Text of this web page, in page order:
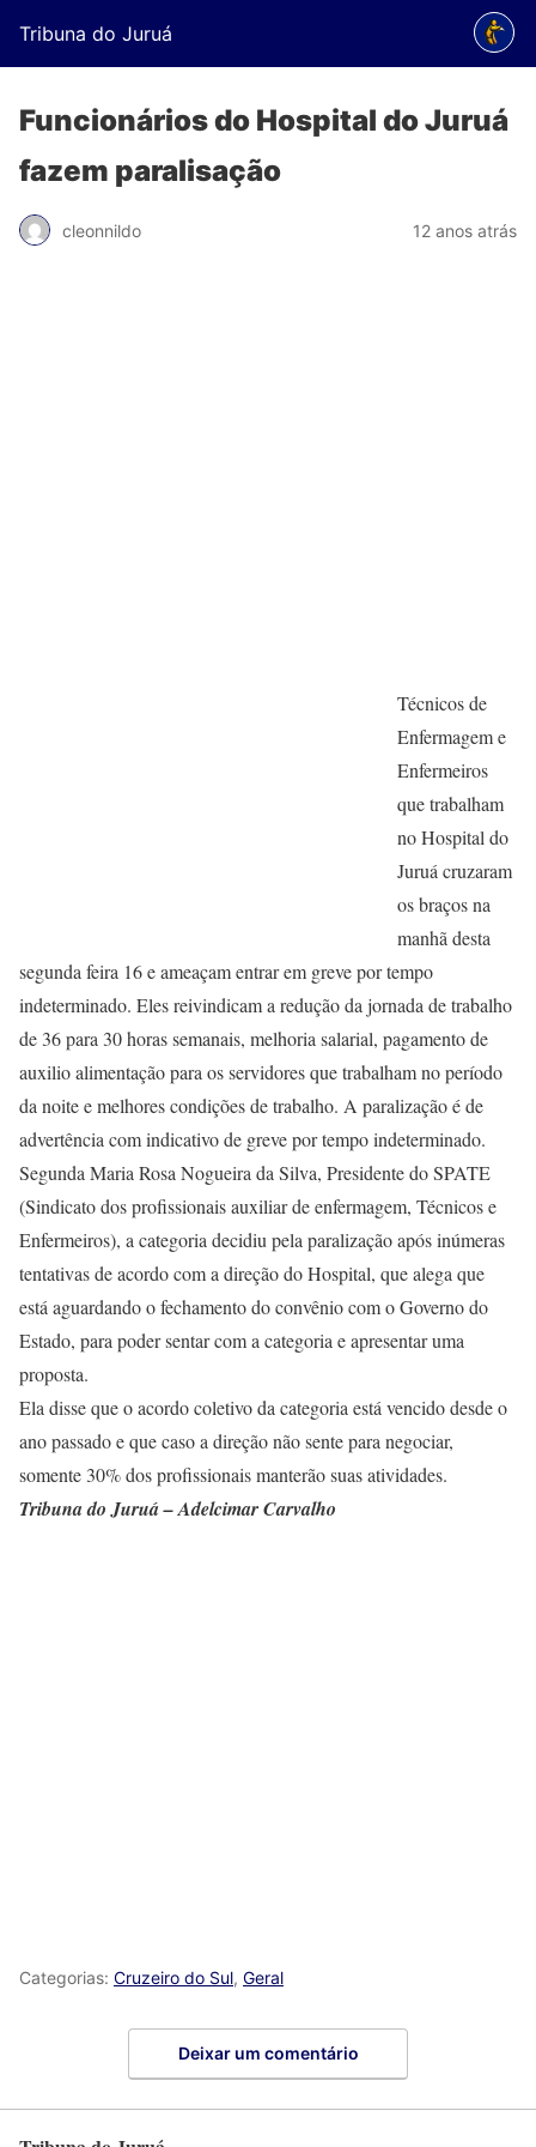
Tribuna do Juruá
Funcionários do Hospital do Juruá
fazem paralisação
cleonnildo 12 anos atrás
Técnicos de
Enfermagem e
Enfermeiros
que trabalham
no Hospital do
Juruá cruzaram
os braços na
manhã desta
segunda feira 16 e ameaçam entrar em greve por tempo
indeterminado. Eles reivindicam a redução da jornada de trabalho
de 36 para 30 horas semanais, melhoria salarial, pagamento de
auxilio alimentação para os servidores que trabalham no período
da noite e melhores condições de trabalho. A paralização é de
advertência com indicativo de greve por tempo indeterminado.
Segunda Maria Rosa Nogueira da Silva, Presidente do SPATE
(Sindicato dos profissionais auxiliar de enfermagem, Técnicos e
Enfermeiros), a categoria decidiu pela paralização após inúmeras
tentativas de acordo com a direção do Hospital, que alega que
está aguardando o fechamento do convênio com o Governo do
Estado, para poder sentar com a categoria e apresentar uma
proposta.
Ela disse que o acordo coletivo da categoria está vencido desde o
ano passado e que caso a direção não sente para negociar,
somente 30% dos profissionais manterão suas atividades.
Tribuna do Juruá – Adelcimar Carvalho
Categorias: Cruzeiro do Sul, Geral
Deixar um comentário